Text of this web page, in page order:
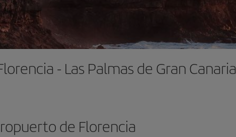
- Las Palmas de Gran Canaria
de Florencia